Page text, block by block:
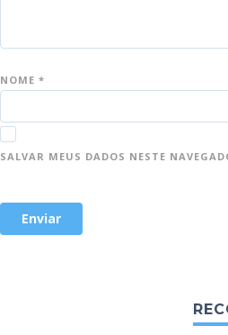
NOME *
SALVAR MEUS DADOS NESTE